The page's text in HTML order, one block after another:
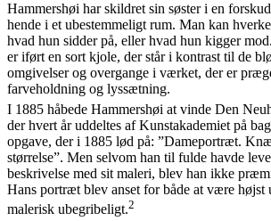
Hammershøi har skildret sin søster i en
hende i et ubestemmeligt rum. Man kan
hvad hun sidder på, eller hvad hun kigger
er iført en sort kjole, der står i kontrast til de
omgivelser og overgange i værket, der er
farveholdning og lyssætning.
I 1885 håbede Hammershøi at vinde Den
der hvert år uddeltes af Kunstakademiet på
opgave, der i 1885 lød på: ”Dameportræt.
størrelse”. Men selvom han til fulde havde
beskrivelse med sit maleri, blev han ikke
Hans portræt blev anset for både at være højst
malerisk ubegribeligt.2